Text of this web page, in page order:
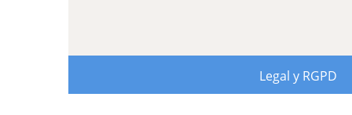
Legal y RGPD